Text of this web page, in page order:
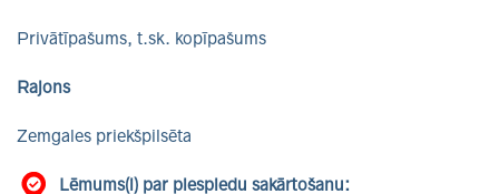
Privātīpašums, t.sk. kopīpašums
Rajons
Zemgales priekšpilsēta
Lēmums(i) par piespiedu sakārtošanu: